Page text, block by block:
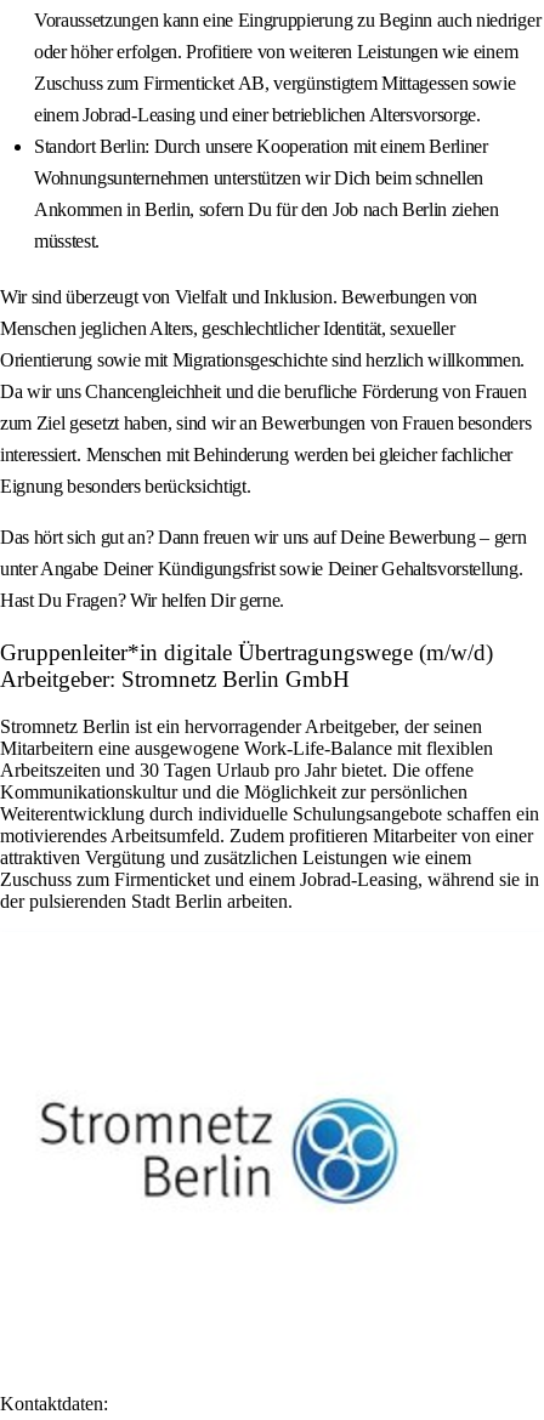
Voraussetzungen kann eine Eingruppierung zu Beginn auch niedriger
oder höher erfolgen. Profitiere von weiteren Leistungen wie einem
Zuschuss zum Firmenticket AB, vergünstigtem Mittagessen sowie
einem Jobrad-Leasing und einer betrieblichen Altersvorsorge.
Standort Berlin: Durch unsere Kooperation mit einem Berliner
Wohnungsunternehmen unterstützen wir Dich beim schnellen
Ankommen in Berlin, sofern Du für den Job nach Berlin ziehen
müsstest.
Wir sind überzeugt von Vielfalt und Inklusion. Bewerbungen von
Menschen jeglichen Alters, geschlechtlicher Identität, sexueller
Orientierung sowie mit Migrationsgeschichte sind herzlich willkommen.
Da wir uns Chancengleichheit und die berufliche Förderung von Frauen
zum Ziel gesetzt haben, sind wir an Bewerbungen von Frauen besonders
interessiert. Menschen mit Behinderung werden bei gleicher fachlicher
Eignung besonders berücksichtigt.
Das hört sich gut an? Dann freuen wir uns auf Deine Bewerbung – gern
unter Angabe Deiner Kündigungsfrist sowie Deiner Gehaltsvorstellung.
Hast Du Fragen? Wir helfen Dir gerne.
Gruppenleiter*in digitale Übertragungswege (m/w/d)
Arbeitgeber: Stromnetz Berlin GmbH
Stromnetz Berlin ist ein hervorragender Arbeitgeber, der seinen
Mitarbeitern eine ausgewogene Work-Life-Balance mit flexiblen
Arbeitszeiten und 30 Tagen Urlaub pro Jahr bietet. Die offene
Kommunikationskultur und die Möglichkeit zur persönlichen
Weiterentwicklung durch individuelle Schulungsangebote schaffen ein
motivierendes Arbeitsumfeld. Zudem profitieren Mitarbeiter von einer
attraktiven Vergütung und zusätzlichen Leistungen wie einem
Zuschuss zum Firmenticket und einem Jobrad-Leasing, während sie in
der pulsierenden Stadt Berlin arbeiten.
Kontaktdaten: